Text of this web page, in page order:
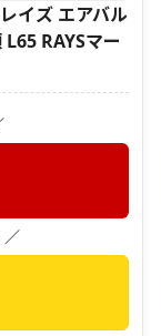
イズ エアバル
RAYSマー
／